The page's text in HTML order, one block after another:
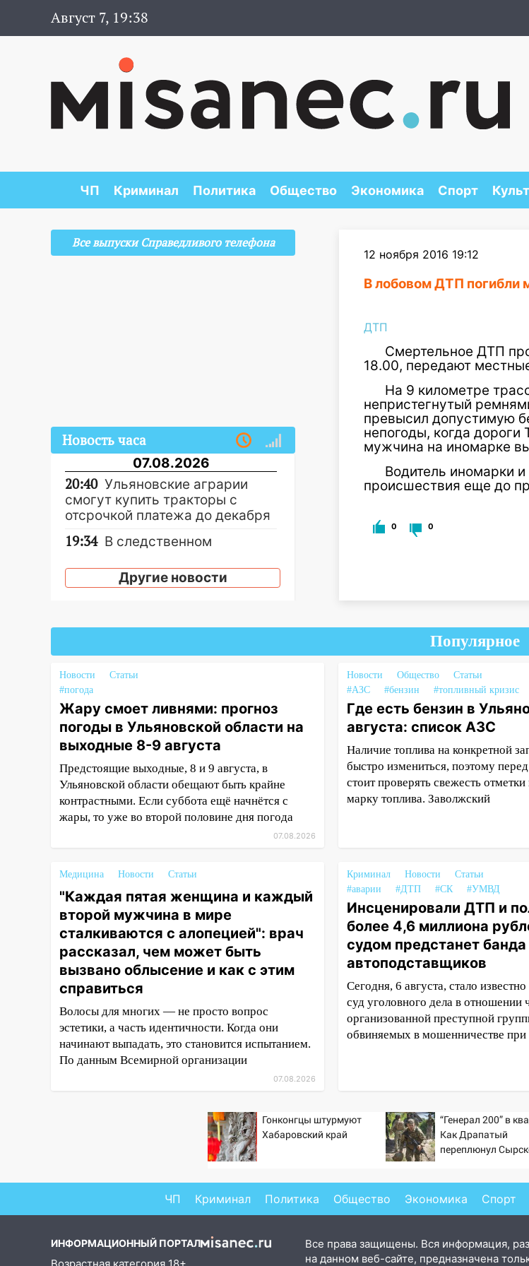
Август 7, 19:38
ЧП Криминал Политика Общество Экономика Спорт
12 ноября 2016 19:12
В лобовом ДТП погибли
ДТП
Смертельное ДТП
18.00, передают
На 9 километре
непристегнутый
превысил допустимую
непогоды, когда дороги
мужчина на иномарке
Водитель иномарки
происшествия еще до
0 0
Все выпуски Справедливого телефона
Новость часа
07.08.2026
20:40 Ульяновские аграрии
смогут купить тракторы с
отсрочкой платежа до декабря
19:34 В следственном
торжественное мероприятие,
приуроченное к празднованию
19:30 Ульяновцев приглашают
поддержать «Симбирскую
чебурашку» на фестивале
«ФормАРТ»
18:11 Ульяновская область
стала пилотным регионом
проекта «Культурное
долголетие»
17:16 В реанимацию
Ульяновской областной
16:51
В Чердаклинском районе
ремонтируют дороги, ставят
остановки и проводят новое
освещение
16:35 В Ульяновске установили
ещё девять бункеров для
крупногабаритного мусора
16:26 В Ульяновске бесплатно
покажут матч «Волги» под
открытым небом
16:12 В Ульяновском
Ульяновцы могут
вернуть деньги за абонементы
«Рекорд-Fitness»
15:34 После вмешательства
Ульяновской области привели
в порядок детские площадки
Другие новости
Популярное
Новости
Статьи
#погода
Жару смоет ливнями: прогноз
погоды в Ульяновской области на
выходные 8-9 августа
Предстоящие выходные, 8 и 9 августа, в
Ульяновской области обещают быть крайне
контрастными. Если суббота ещё начнётся с
жары, то уже во второй половине дня погода
07.08.2026
Новости Общество
Статьи
#АЗС
#бензин #топливный кризис
Где есть бензин в
августа: список АЗС
Наличие топлива на конкретной
быстро измениться, поэтому
стоит проверять свежесть
марку топлива. Заволжский
Медицина Новости Статьи
"Каждая пятая женщина и каждый
второй мужчина в мире
сталкиваются с алопецией": врач
рассказал, чем может быть
вызвано облысение и как с этим
справиться
Волосы для многих — не просто вопрос
эстетики, а часть идентичности. Когда они
начинают выпадать, это становится испытанием.
По данным Всемирной организации
07.08.2026
Криминал Новости
Статьи
#аварии
#ДТП #СК #УМВД
Инсценировали ДТП и
более 4,6 миллиона
судом предстанет банда
автоподставщиков
Сегодня, 6 августа, стало
суд уголовного дела в отношении
организованной преступной
обвиняемых в мошенничестве при
Гонконгцы штурмуют
Хабаровский край
“Генерал 200” в
Как Драпатый
переплюнул
ЧП Криминал Политика Общество Экономика Спорт
ИНФОРМАЦИОННЫЙ ПОРТАЛ
Все права защищены. Вся информация,
на данном веб-сайте, предназначена